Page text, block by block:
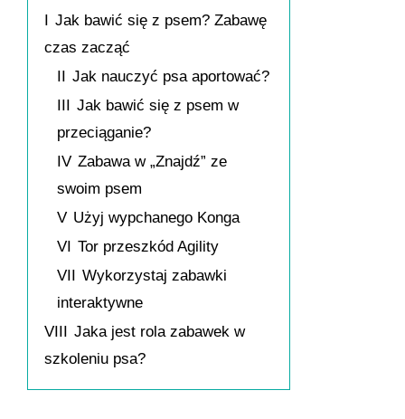
I Jak bawić się z psem? Zabawę
czas zacząć
II Jak nauczyć psa aportować?
III Jak bawić się z psem w
przeciąganie?
IV Zabawa w „Znajdź” ze
swoim psem
V Użyj wypchanego Konga
VI Tor przeszkód Agility
VII Wykorzystaj zabawki
interaktywne
VIII Jaka jest rola zabawek w
szkoleniu psa?